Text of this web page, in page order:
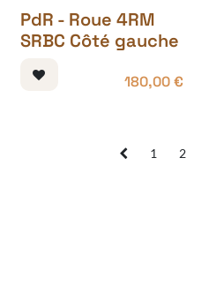
PdR - Roue 4RM
SRBC Côté gauche
180,00€
1 2